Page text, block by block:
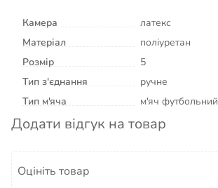
Камера
латекс
Матеріал
поліуретан
Розмір
5
Тип з'єднання
ручне
Тип м'яча
м'яч футбольний
Додати відгук на товар
Оцініть товар